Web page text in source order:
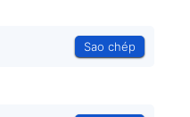
Sao chép